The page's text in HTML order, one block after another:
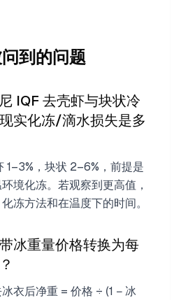
到的问题
IQF 去壳虾与块状冷
实化冻/滴水损失是多
1–3%，块状 2–6%，前提是
境化冻。若观察到更高值，
冻方法和在温度下的时间。
冰重量价格转换为每
衣后净重 = 价格 ÷ (1 − 冰